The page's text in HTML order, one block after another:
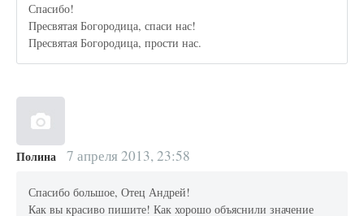
Спасибо!
Пресвятая Богородица, спаси нас!
Пресвятая Богородица, прости нас.
Полина 7 апреля 2013, 23:58
Спасибо большое, Отец Андрей!
Как вы красиво пишите! Как хорошо объяснили значение